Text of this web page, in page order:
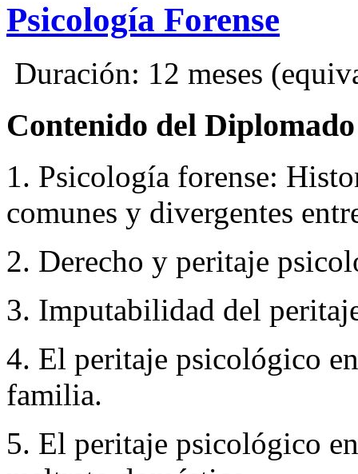
Psicología Forense
Duración: 12 meses
Contenido del
1. Psicología forense:
comunes y divergentes
2. Derecho y peritaje
3. Imputabilidad del
4. El peritaje psicológico
familia.
5. El peritaje psicológico